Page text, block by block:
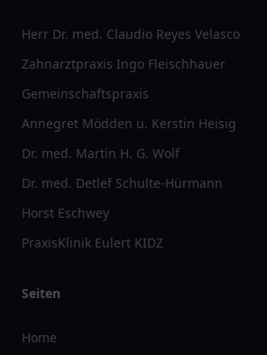
Herr Dr. med. Claudio Reyes Velasco
Zahnarztpraxis Ingo Fleischhauer
Gemeinschaftspraxis
Annegret Mödden u. Kerstin Heisig
Dr. med. Martin H. G. Wolf
Dr. med. Detlef Schulte-Hürmann
Horst Eschwey
PraxisKlinik Eulert KIDZ
Seiten
Home